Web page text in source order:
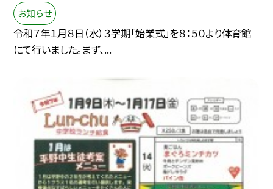
お知らせ
令和７年１月８日（水）３学期「始業式」を８：５０より体育館
にて行いました。まず、...